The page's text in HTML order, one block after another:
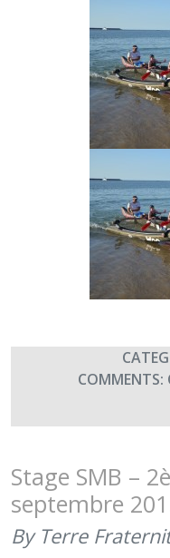
COMMENTS:
Stage SMB –
septembre
By Terre